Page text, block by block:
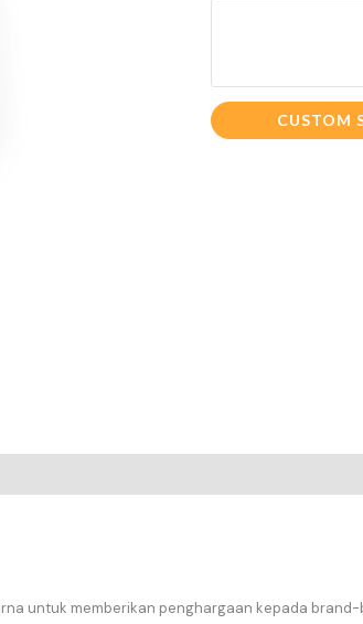
CUSTOM
untuk memberikan penghargaan kepada